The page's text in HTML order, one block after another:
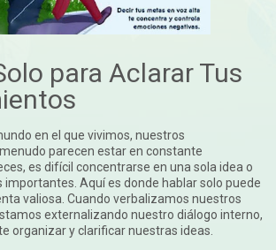
para Aclarar Tus
en el que vivimos, nuestros
parecen estar en constante
es difícil concentrarse en una sola idea o
importantes. Aquí es donde hablar solo puede
valiosa. Cuando verbalizamos nuestros
externalizando nuestro diálogo interno,
organizar y clarificar nuestras ideas.